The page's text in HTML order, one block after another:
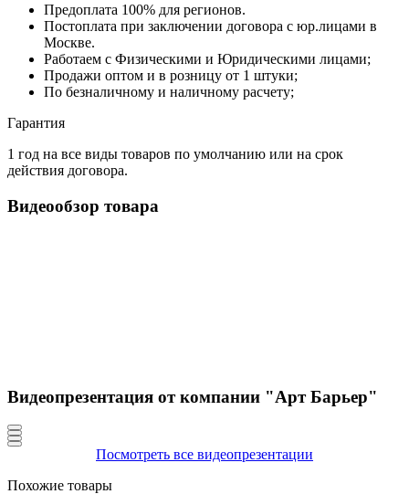
Предоплата 100% для регионов.
Постоплата при заключении договора с юр.лицами в
Москве.
Работаем с Физическими и Юридическими лицами;
Продажи оптом и в розницу от 1 штуки;
По безналичному и наличному расчету;
Гарантия
1 год на все виды товаров по умолчанию или на срок
действия договора.
Видеообзор товара
Видеопрезентация от компании "Арт Барьер"
Посмотреть все видеопрезентации
Похожие товары